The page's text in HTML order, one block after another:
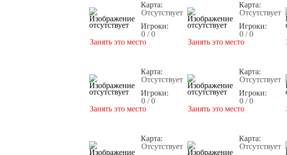
Карта:
Отсутствует
Игроки:
0 / 0
Занять это место
Карта:
Отсутствует
Игроки:
0 / 0
Занять это место
Карта:
Отсутствует
Игроки:
0 / 0
Занять это место
Карта:
Отсутствует
Игроки:
0 / 0
Занять это место
Карта:
Отсутствует
Карта:
Отсутствует